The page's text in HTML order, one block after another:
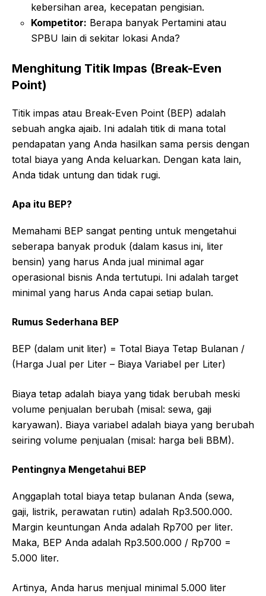
kebersihan area, kecepatan pengisian.
Kompetitor: Berapa banyak Pertamini atau
SPBU lain di sekitar lokasi Anda?
Menghitung Titik Impas (Break-Even
Point)
Titik impas atau Break-Even Point (BEP) adalah
sebuah angka ajaib. Ini adalah titik di mana total
pendapatan yang Anda hasilkan sama persis dengan
total biaya yang Anda keluarkan. Dengan kata lain,
Anda tidak untung dan tidak rugi.
Apa itu BEP?
Memahami BEP sangat penting untuk mengetahui
seberapa banyak produk (dalam kasus ini, liter
bensin) yang harus Anda jual minimal agar
operasional bisnis Anda tertutupi. Ini adalah target
minimal yang harus Anda capai setiap bulan.
Rumus Sederhana BEP
BEP (dalam unit liter) = Total Biaya Tetap Bulanan /
(Harga Jual per Liter – Biaya Variabel per Liter)
Biaya tetap adalah biaya yang tidak berubah meski
volume penjualan berubah (misal: sewa, gaji
karyawan). Biaya variabel adalah biaya yang berubah
seiring volume penjualan (misal: harga beli BBM).
Pentingnya Mengetahui BEP
Anggaplah total biaya tetap bulanan Anda (sewa,
gaji, listrik, perawatan rutin) adalah Rp3.500.000.
Margin keuntungan Anda adalah Rp700 per liter.
Maka, BEP Anda adalah Rp3.500.000 / Rp700 =
5.000 liter.
Artinya, Anda harus menjual minimal 5.000 liter